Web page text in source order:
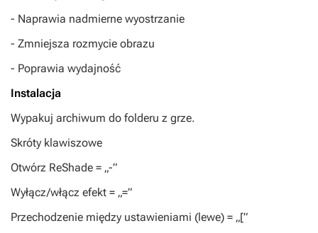
- Naprawia nadmierne wyostrzanie
- Zmniejsza rozmycie obrazu
- Poprawia wydajność
Instalacja
Wypakuj archiwum do folderu z grze.
Skróty klawiszowe
Otwórz ReShade = „-”
Wyłącz/włącz efekt = „=”
Przechodzenie między ustawieniami (lewe) = „[”